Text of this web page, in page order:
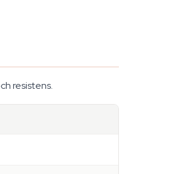
resistens.